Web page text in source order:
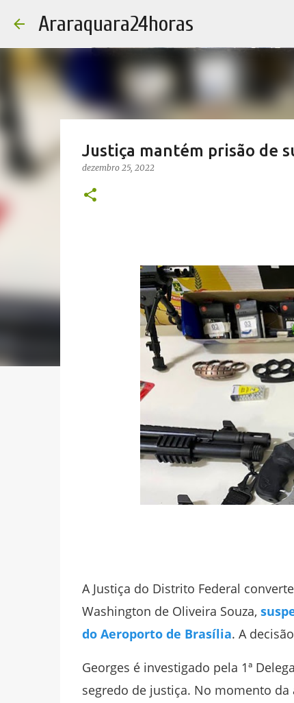
Araraquara24horas
Justiça mantém prisão de
dezembro 25, 2022
A Justiça do Distrito Federal
Washington de Oliveira Souza,
do Aeroporto de Brasília. A
Georges é investigado pela 1ª
segredo de justiça. No momento